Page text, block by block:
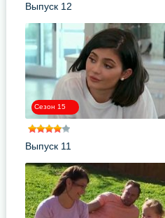
Выпуск 12
Сезон 15
Выпуск 11